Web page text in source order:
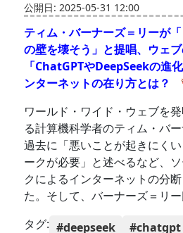
公開日: 2025-05-31 12:00
ティム・バーナーズ＝リーが
の壁を壊そう」と提唱、ウェ
「ChatGPTやDeepSeekの進
ンターネットの在り方とは？
ワールド・ワイド・ウェブを
る計算機科学者のティム・バー
過去に「悪いことが起きにく
ークが必要」と述べるなど、
クによるインターネットの分
た。そして、バーナーズ＝リ
タグ: #deepseek #chatgpt